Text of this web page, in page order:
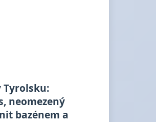
Tyrolsku:
neomezený
bazénem a